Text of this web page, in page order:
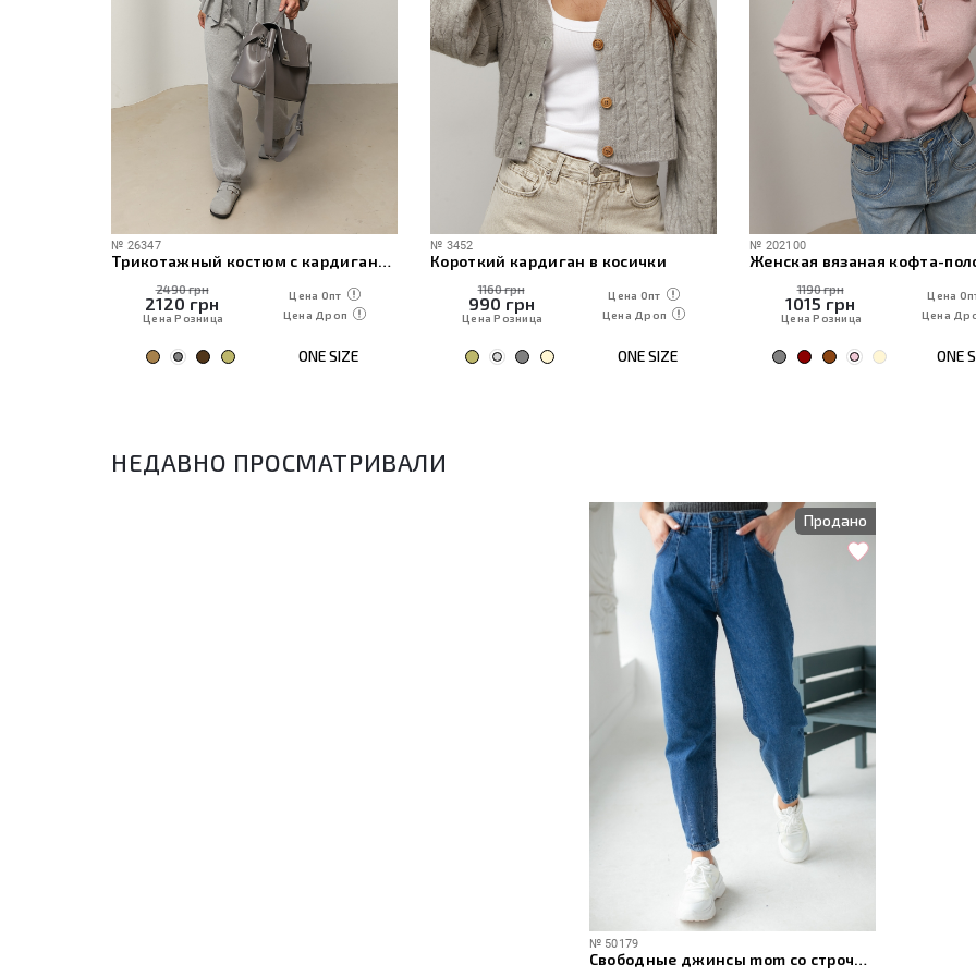
№ 26347
Трикотажный костюм с кардиганом, топом и брюками
2490 грн
2120 грн
Цена Розница
Цена Опт
Цена Дроп
ONE SIZE
№ 3452
Короткий кардиган в косички
1160 грн
990 грн
Цена Розница
Цена Опт
Цена Дроп
ONE SIZE
№ 202100
1190 грн
1015 грн
Цена Розница
Цена
Цена
ONE
НЕДАВНО ПРОСМАТРИВАЛИ
Продано
№ 50179
Свободные джинсы mom со строчками